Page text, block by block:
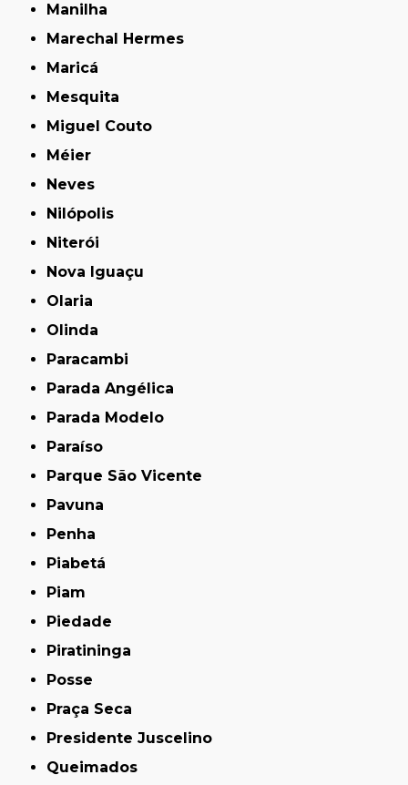
Manilha
Marechal Hermes
Maricá
Mesquita
Miguel Couto
Méier
Neves
Nilópolis
Niterói
Nova Iguaçu
Olaria
Olinda
Paracambi
Parada Angélica
Parada Modelo
Paraíso
Parque São Vicente
Pavuna
Penha
Piabetá
Piam
Piedade
Piratininga
Posse
Praça Seca
Presidente Juscelino
Queimados